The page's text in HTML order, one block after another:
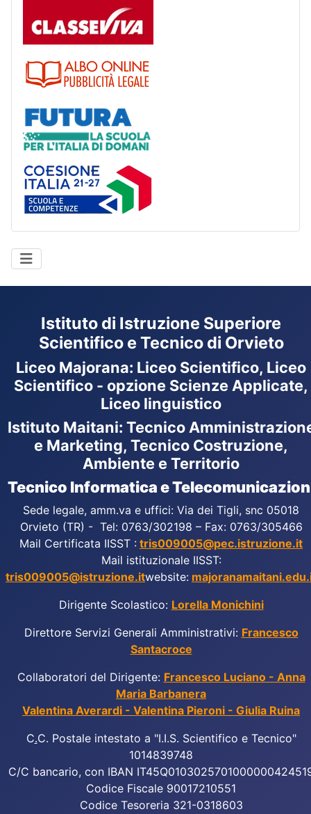
Istituto di Istruzione Superiore
Scientifico e Tecnico di Orvieto
Liceo Majorana: Liceo Scientifico, Liceo
Scientifico - opzione Scienze Applicate,
Liceo linguistico
Istituto Maitani: Tecnico
e Marketing, Tecnico Costruzione,
Ambiente e Territorio
Tecnico Informatica e
Sede legale, amm.va e uffici: Via dei Tigli, snc 05018
Orvieto (TR) - Tel: 0763/302198 – Fax: 0763/305466
Mail Certificata IISST : tris009005@pec.istruzione.it
Mail istituzionale IISST:
tris009005@istruzione.itwebsite:
Dirigente Scolastico: Lorella Monichini
Direttore Servizi Generali Amministrativi: Francesco
Santacroce
Collaboratori del Dirigente: Francesco Luciano - Anna
Maria Barbanera
Valentina Averardi - Valentina Pieroni - Giulia Ruina
C.C. Postale intestato a "I.I.S. Scientifico e Tecnico"
1014839748
C/C bancario, con IBAN
Codice Fiscale 90017210551
Codice Tesoreria 321-0318603